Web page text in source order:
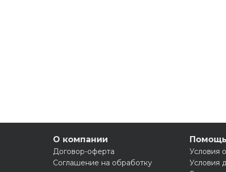
О компании
Договор-оферта
Соглашение на обработку
Помощь
Условия
Условия